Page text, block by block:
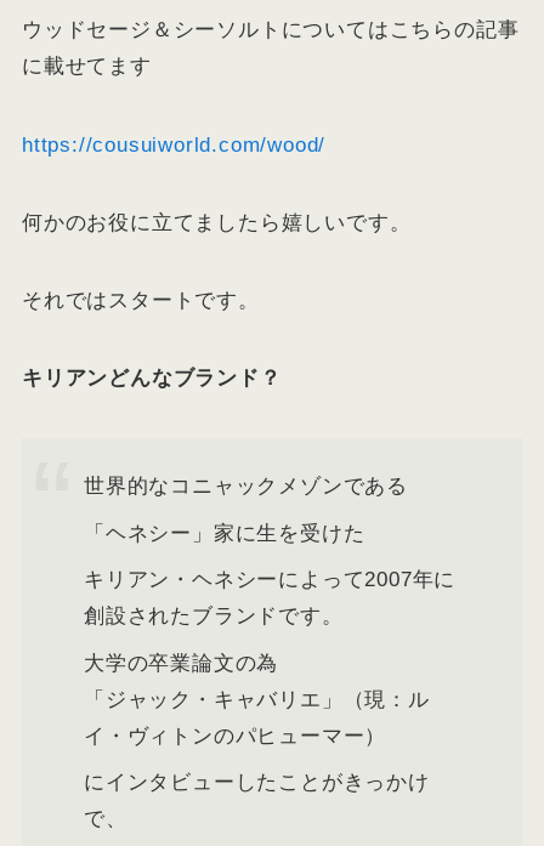
ウッドセージ＆シーソルトについてはこちらの記事
に載せてます
https://cousuiworld.com/wood/
何かのお役に立てましたら嬉しいです。
それではスタートです。
キリアンどんなブランド？
世界的なコニャックメゾンである
「ヘネシー」家に生を受けた
キリアン・ヘネシーによって2007年に
創設されたブランドです。
大学の卒業論文の為
「ジャック・キャバリエ」（現：ル
イ・ヴィトンのパヒューマー）
にインタビューしたことがきっかけ
で、